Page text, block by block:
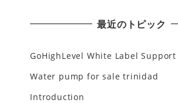
最近のトピック
GoHighLevel White Label Support
Water pump for sale trinidad
Introduction